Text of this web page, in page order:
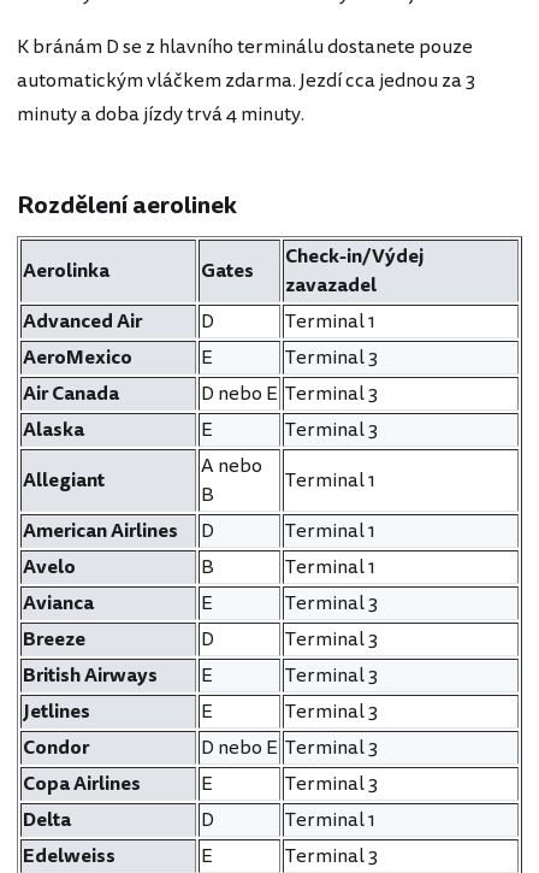
K bránám D se z hlavního terminálu dostanete pouze
automatickým vláčkem zdarma. Jezdí cca jednou za 3
minuty a doba jízdy trvá 4 minuty.
Rozdělení aerolinek
Aerolinka Gates
Check-in/Výdej
zavazadel
Advanced Air
D
Terminal 1
AeroMexico
E
Terminal 3
Air Canada
D nebo E Terminal 3
Alaska
E
Terminal 3
Allegiant
A nebo
B
Terminal 1
American Airlines
D
Terminal 1
Avelo
B
Terminal 1
Avianca
E
Terminal 3
Breeze
D
Terminal 3
British Airways
E
Terminal 3
Jetlines
E
Terminal 3
Condor
D nebo E Terminal 3
Copa Airlines
E
Terminal 3
Delta
D
Terminal 1
Edelweiss
E
Terminal 3